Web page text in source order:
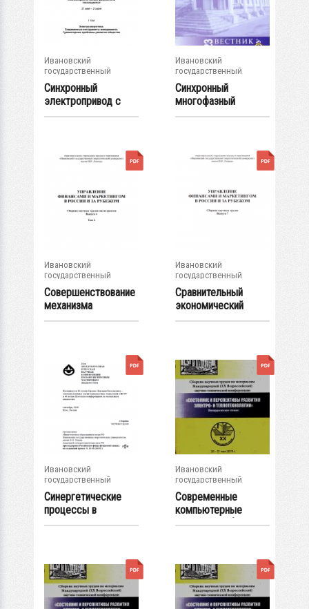
Ивановский
государственный
энергетический...
Синхронный
электропривод с
управлением по...
Ивановский
государственный
энергетический...
Синхронный
многофазный
электропривод с...
Ивановский
государственный
энергетический...
Совершенствование
механизма
управления
Ивановский
государственный
энергетический...
Сравнительный
экономический
анализ развитых и...
Ивановский
государственный
энергетический...
Синергетические
процессы в
магнитных
Ивановский
государственный
энергетический...
Современные
компьютерные
тренажеры блоков